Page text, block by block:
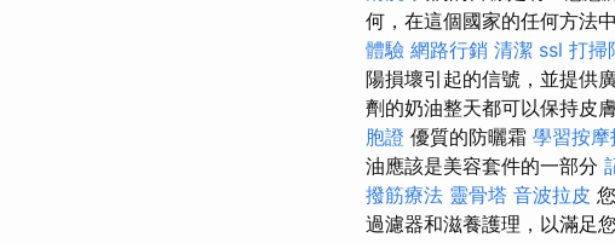
何，在這個國家的任何方法
體驗 網路行銷 清潔 ssl 打掃
陽損壞引起的信號，並提供
劑的奶油整天都可以保持皮
胞證 優質的防曬霜 學習按
油應該是美容套件的一部分
撥筋療法 靈骨塔 音波拉皮
過濾器和滋養護理，以滿足